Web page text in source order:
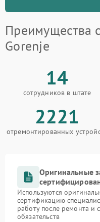
Преимущества
Gorenje
14
сотрудников в штате
2221
отремонтированных
Оригинальные
Используются
сертификацию
работу после ремонта и
обязательств